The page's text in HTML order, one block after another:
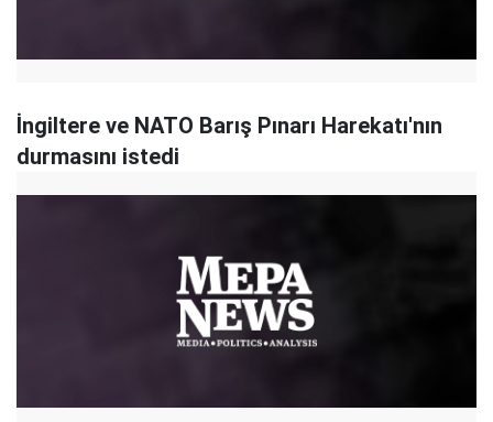
İngiltere ve NATO Barış Pınarı Harekatı'nın
durmasını istedi